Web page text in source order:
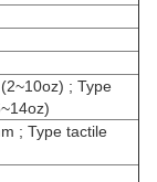
; Type
; Type tactile